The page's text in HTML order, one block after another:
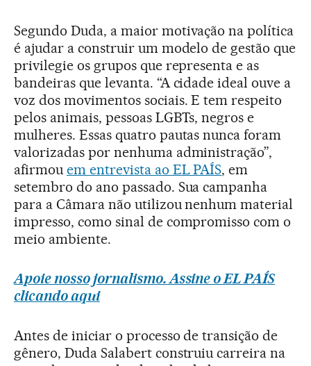
Segundo Duda, a maior motivação na política
é ajudar a construir um modelo de gestão que
privilegie os grupos que representa e as
bandeiras que levanta. “A cidade ideal ouve a
voz dos movimentos sociais. E tem respeito
pelos animais, pessoas LGBTs, negros e
mulheres. Essas quatro pautas nunca foram
valorizadas por nenhuma administração”,
afirmou em entrevista ao EL PAÍS, em
setembro do ano passado. Sua campanha
para a Câmara não utilizou nenhum material
impresso, como sinal de compromisso com o
meio ambiente.
Apoie nosso jornalismo. Assine o EL PAÍS
clicando aqui
Antes de iniciar o processo de transição de
gênero, Duda Salabert construiu carreira na